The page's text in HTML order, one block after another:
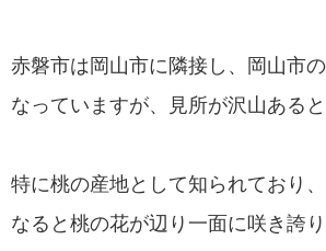
赤磐市は岡山市に隣接し、岡山市
なっていますが、見所が沢山あると
特に桃の産地として知られており
なると桃の花が辺り一面に咲き誇り